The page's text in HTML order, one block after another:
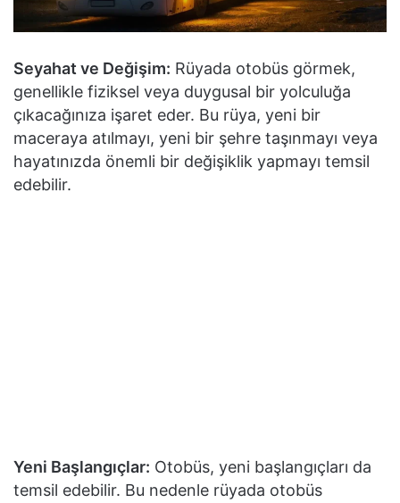
Seyahat ve Değişim: Rüyada otobüs görmek,
genellikle fiziksel veya duygusal bir yolculuğa
çıkacağınıza işaret eder. Bu rüya, yeni bir
maceraya atılmayı, yeni bir şehre taşınmayı veya
hayatınızda önemli bir değişiklik yapmayı temsil
edebilir.
Yeni Başlangıçlar: Otobüs, yeni başlangıçları da
temsil edebilir. Bu nedenle rüyada otobüs